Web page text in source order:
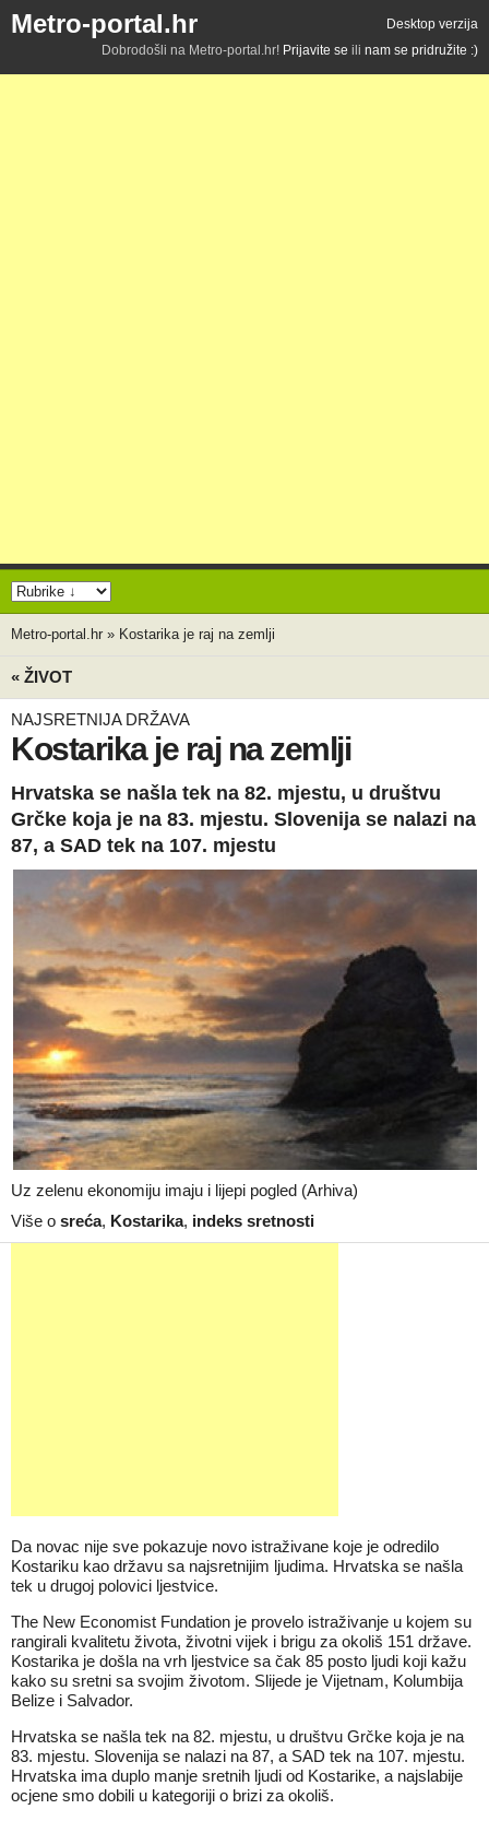
Metro-portal.hr
Desktop verzija
Dobrodošli na Metro-portal.hr! Prijavite se ili nam se pridružite :)
Metro-portal.hr » Kostarika je raj na zemlji
« ŽIVOT
NAJSRETNIJA DRŽAVA
Kostarika je raj na zemlji
Hrvatska se našla tek na 82. mjestu, u društvu
Grčke koja je na 83. mjestu. Slovenija se nalazi na
87, a SAD tek na 107. mjestu
Uz zelenu ekonomiju imaju i lijepi pogled (Arhiva)
Više o sreća, Kostarika, indeks sretnosti
Da novac nije sve pokazuje novo istraživane koje je odredilo
Kostariku kao državu sa najsretnijim ljudima. Hrvatska se našla
tek u drugoj polovici ljestvice.
The New Economist Fundation je provelo istraživanje u kojem su
rangirali kvalitetu života, životni vijek i brigu za okoliš 151 države.
Kostarika je došla na vrh ljestvice sa čak 85 posto ljudi koji kažu
kako su sretni sa svojim životom. Slijede je Vijetnam, Kolumbija
Belize i Salvador.
Hrvatska se našla tek na 82. mjestu, u društvu Grčke koja je na
83. mjestu. Slovenija se nalazi na 87, a SAD tek na 107. mjestu.
Hrvatska ima duplo manje sretnih ljudi od Kostarike, a najslabije
ocjene smo dobili u kategoriji o brizi za okoliš.